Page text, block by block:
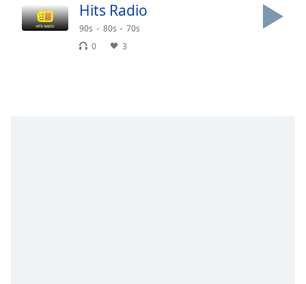
Current
Time0:00
Hits Radio
90s 80s
70s
0
3